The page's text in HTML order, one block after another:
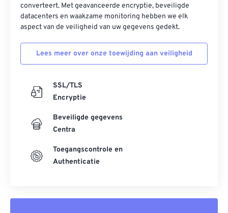
converteert. Met geavanceerde encryptie, beveiligde
datacenters en waakzame monitoring hebben we elk
aspect van de veiligheid van uw gegevens gedekt.
Lees meer over onze toewijding aan veiligheid
SSL/TLS
Encryptie
Beveiligde gegevens
Centra
Toegangscontrole en
Authenticatie